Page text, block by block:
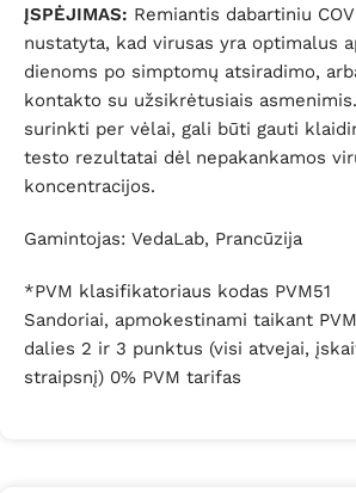
ĮSPĖJIMAS: Remiantis dabartiniu
nustatyta, kad virusas yra optimalus
dienoms po simptomų atsiradimo,
kontakto su užsikrėtusiais
surinkti per vėlai, gali būti gauti
testo rezultatai dėl nepakankamos
koncentracijos.
Gamintojas: VedaLab, Prancūzija
*PVM klasifikatoriaus kodas PVM51
Sandoriai, apmokestinami taikant
dalies 2 ir 3 punktus (visi atvejai,
straipsnį) 0% PVM tarifas